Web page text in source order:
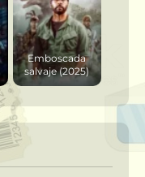
Emboscada
salvaje (2025)